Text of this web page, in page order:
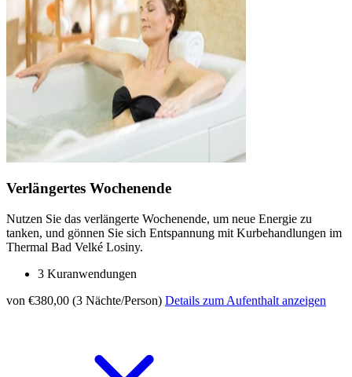
Verlängertes Wochenende
Nutzen Sie das verlängerte Wochenende, um neue Energie zu
tanken, und gönnen Sie sich Entspannung mit Kurbehandlungen im
Thermal Bad Velké Losiny.
3 Kuranwendungen
von €380,00 (3 Nächte/Person) Details zum Aufenthalt anzeigen